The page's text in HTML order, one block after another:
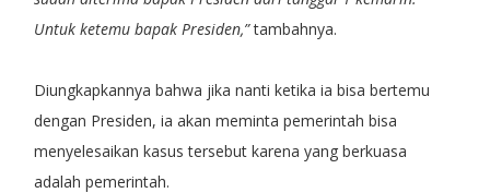
Untuk ketemu bapak Presiden,”tambahnya.
Diungkapkannya bahwa jika nanti ketika ia bisa bertemu
dengan Presiden, ia akan meminta pemerintah bisa
menyelesaikan kasus tersebut karena yang berkuasa
adalah pemerintah.